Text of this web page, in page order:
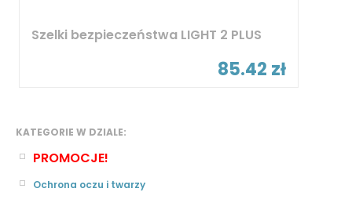
KATEGORIE W DZIALE:
PROMOCJE!
Ochrona oczu i twarzy
Szelki bezpieczeństwa LIGHT 2 PLUS
85.42 zł